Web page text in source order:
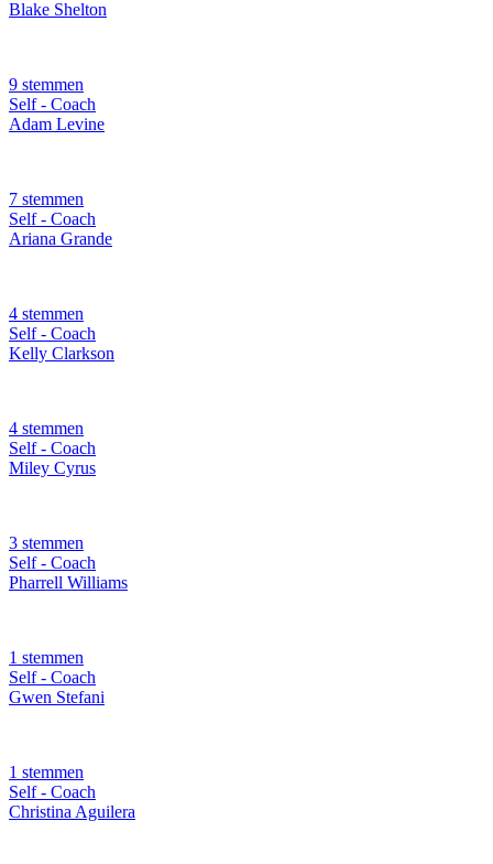
Blake Shelton
9 stemmen
Self - Coach
Adam Levine
7 stemmen
Self - Coach
Ariana Grande
4 stemmen
Self - Coach
Kelly Clarkson
4 stemmen
Self - Coach
Miley Cyrus
3 stemmen
Self - Coach
Pharrell Williams
1 stemmen
Self - Coach
Gwen Stefani
1 stemmen
Self - Coach
Christina Aguilera